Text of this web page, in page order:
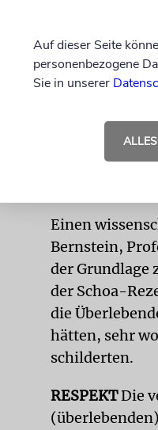
Sie machte
außerdem auf
künstlerische
Raum zu
Einen
Bernstein,
der Grundlage
der Schoa-
die
hätten, sehr
schilderten.
RESPEKTDie
Auf dieser Seite
personenbezogene
Sie in unserer